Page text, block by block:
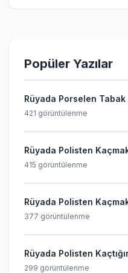
Popüler Yazılar
Rüyada Porselen Tabak
421 görüntülenme
Rüyada Polisten
415 görüntülenme
Rüyada Polisten
377 görüntülenme
Rüyada Polisten
299 görüntülenme